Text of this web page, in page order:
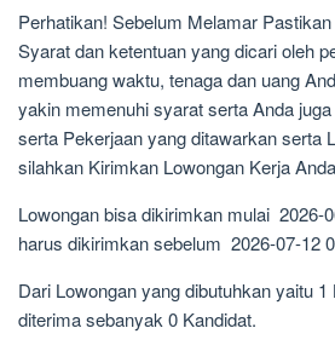
Perhatikan! Sebelum Melamar
Syarat dan ketentuan yang dicari oleh
membuang waktu, tenaga dan uang
yakin memenuhi syarat serta Anda
serta Pekerjaan yang ditawarkan serta
silahkan Kirimkan Lowongan Kerja
Lowongan bisa dikirimkan mulai 2026-
harus dikirimkan sebelum 2026-07-12
Dari Lowongan yang dibutuhkan yaitu
diterima sebanyak 0 Kandidat.